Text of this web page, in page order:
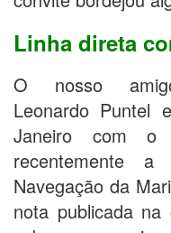
Linha direta
O nosso amigo
Leonardo Puntel
Janeiro com o
recentemente a
Navegação da
nota publicada